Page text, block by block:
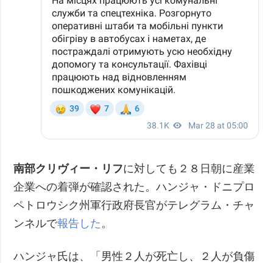
南部クリヴィー・リフに対しても２８日朝に産業
企業への着弾が確認された。ハンジャ・ドニプロ
ペトロウシク州軍行政府長官がテレグラム・チャ
ンネルで報告した 。
ハンジャ氏は、「男性２人が死亡し、２人が負傷